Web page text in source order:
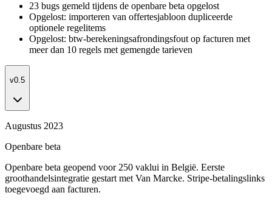
23 bugs gemeld tijdens de openbare beta opgelost
Opgelost: importeren van offertesjabloon dupliceerde
optionele regelitems
Opgelost: btw-berekeningsafrondingsfout op facturen met
meer dan 10 regels met gemengde tarieven
v0.5
Augustus 2023
Openbare beta
Openbare beta geopend voor 250 vaklui in België. Eerste
groothandelsintegratie gestart met Van Marcke. Stripe-betalingslinks
toegevoegd aan facturen.